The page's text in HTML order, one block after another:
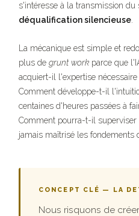
s'intéresse à la transmission du
déqualification silencieuse.
La mécanique est simple et
plus degrunt workparce que
acquiert-il l'expertise
Comment développe-t-il
centaines d'heures passées à
Comment pourra-t-il
jamais maîtrisé les fondements
CONCEPT CLÉ — LA
Nous risquons de